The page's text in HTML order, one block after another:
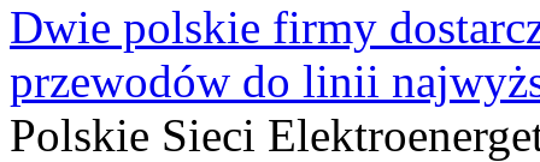
Dwie polskie firmy
przewodów do linii
Polskie Sieci